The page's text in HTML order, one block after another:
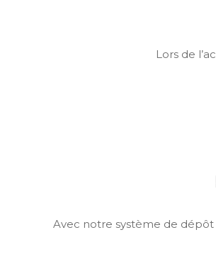
Lors de
Avec notre système de dépôt